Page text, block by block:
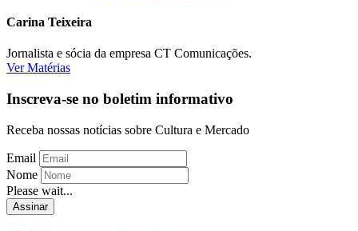
Carina Teixeira
Jornalista e sócia da empresa CT Comunicações.
Ver Matérias
Inscreva-se no boletim informativo
Receba nossas notícias sobre Cultura e Mercado
Email
Nome
Please wait...
Assinar